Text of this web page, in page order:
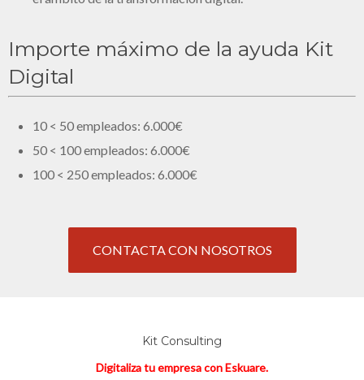
Importe máximo de la ayuda Kit
Digital
10 < 50 empleados: 6.000€
50 < 100 empleados: 6.000€
100 < 250 empleados: 6.000€
CONTACTA CON NOSOTROS
Kit Consulting
Digitaliza tu empresa con Eskuare.